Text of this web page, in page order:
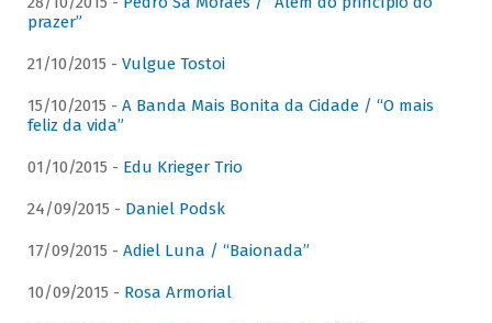
prazer”
21/10/2015 - Vulgue Tostoi
15/10/2015 - A Banda Mais Bonita da Cidade / “O mais
feliz da vida”
01/10/2015 - Edu Krieger Trio
24/09/2015 - Daniel Podsk
17/09/2015 - Adiel Luna / “Baionada”
10/09/2015 - Rosa Armorial